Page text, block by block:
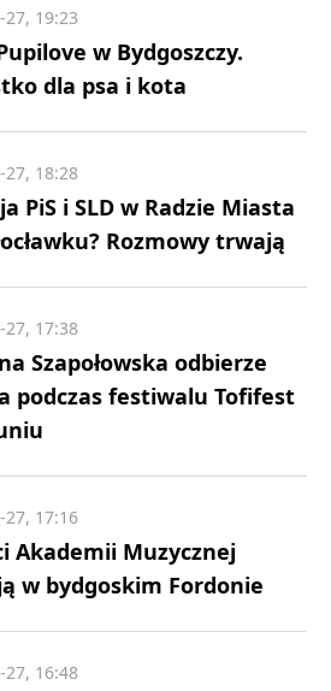
w Bydgoszczy.
dla psa i kota
27, 19:23
PiS i SLD w Radzie Miasta
Rozmowy trwają
27, 18:28
Szapołowska odbierze
podczas festiwalu Tofifest
27, 17:38
Akademii Muzycznej
w bydgoskim Fordonie
27, 17:16
27, 16:48